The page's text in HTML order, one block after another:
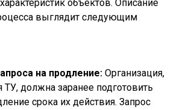
объектов. Описание
выглядит следующим
на продление: Организация,
должна заранее подготовить
срока их действия. Запрос